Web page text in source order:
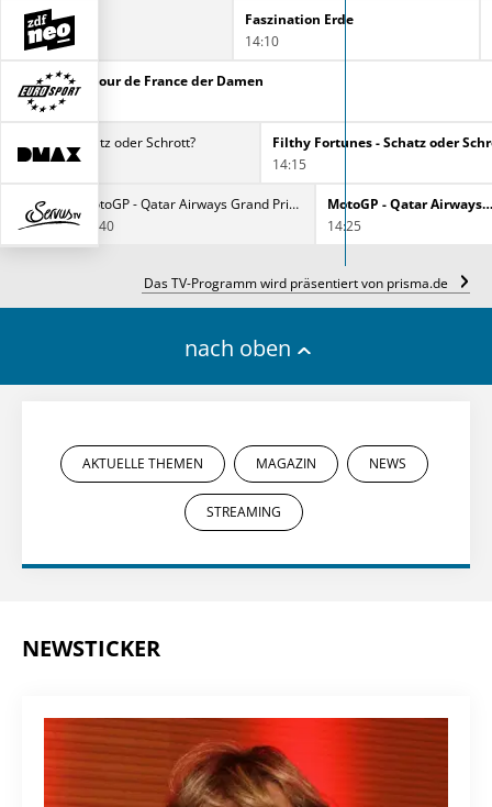
Erde
Faszination Erde
14:10
Radsport: Tour de France der Damen
13:30
Fortunes - Schatz oder Schrott?
Filthy Fortunes - Schatz oder
14:15
MotoGP - Qatar Airways Grand Prix von Großbritannien
MotoGP - Qatar Airways Grand Prix von Großbritannien
13:40
MotoGP - Qatar Airways Grand Prix von Großbritannien
14:25
Das TV-Programm wird präsentiert von prisma.de
nach oben
AKTUELLE THEMEN MAGAZIN NEWS
STREAMING
NEWSTICKER